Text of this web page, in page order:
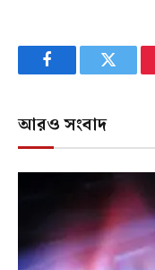
FacebookTwitter
আরও সংবাদ